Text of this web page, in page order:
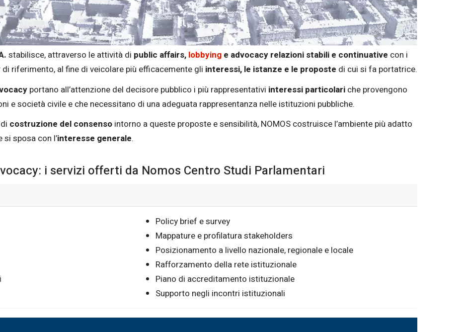
stabilisce, attraverso le attività di public affairs, lobbying e advocacy relazioni stabili e continuative con i
riferimento, al fine di veicolare più efficacemente gli interessi, le istanze e le proposte di cui si fa portatrice.
portano all’attenzione del decisore pubblico i più rappresentativi interessi particolari che provengono
e società civile e che necessitano di una adeguata rappresentanza nelle istituzioni pubbliche.
costruzione del consenso intorno a queste proposte e sensibilità, NOMOS costruisce l’ambiente più adatto
si sposa con l’interesse generale.
i servizi offerti da Nomos Centro Studi Parlamentari
Policy brief e survey
Mappature e profilatura stakeholders
Posizionamento a livello nazionale, regionale e locale
Rafforzamento della rete istituzionale
Piano di accreditamento istituzionale
Supporto negli incontri istituzionali